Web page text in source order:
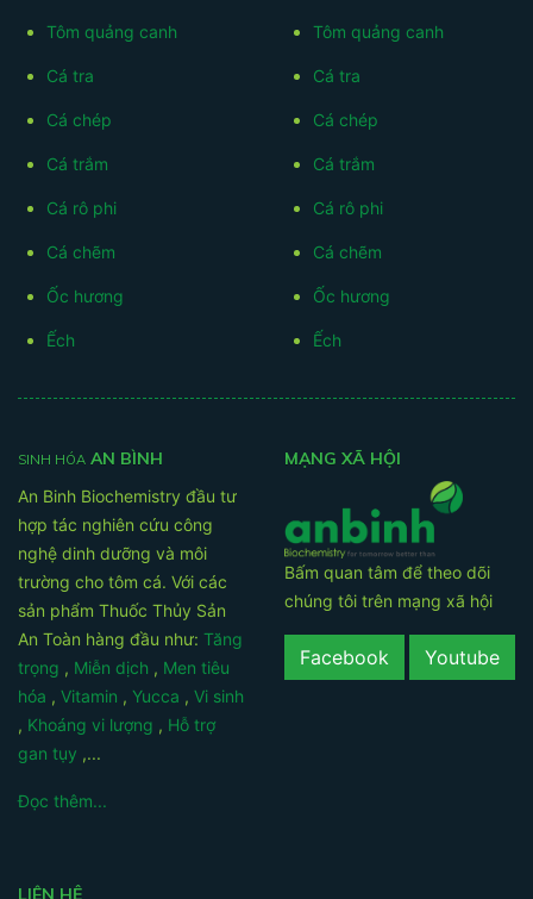
Tôm quảng canh
Cá tra
Cá chép
Cá trắm
Cá rô phi
Cá chẽm
Ốc hương
Ếch
Tôm quảng canh
Cá tra
Cá chép
Cá trắm
Cá rô phi
Cá chẽm
Ốc hương
Ếch
SINH HÓA AN BÌNH
An Binh Biochemistry đầu tư
hợp tác nghiên cứu công
nghệ dinh dưỡng và môi
trường cho tôm cá. Với các
sản phẩm Thuốc Thủy Sản
An Toàn hàng đầu như: Tăng
trọng , Miễn dịch , Men tiêu
hóa , Vitamin , Yucca , Vi sinh
, Khoáng vi lượng , Hỗ trợ
gan tụy ,...
Đọc thêm...
MẠNG XÃ HỘI
Bấm quan tâm để theo dõi
chúng tôi trên mạng xã hội
Facebook Youtube